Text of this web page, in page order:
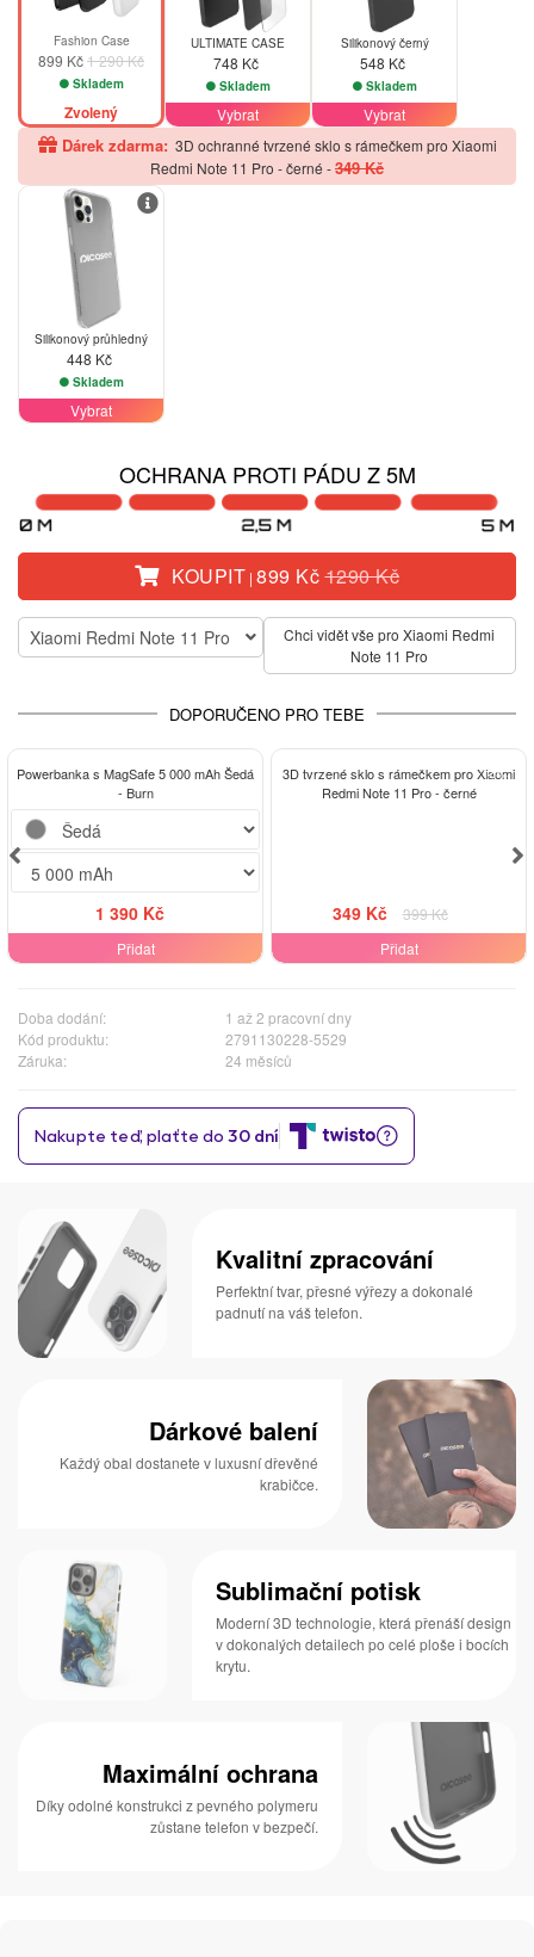
Fashion Case
899 Kč1 290 Kč
Skladem
Zvolený
ULTIMATE CASE
748 Kč
Skladem
Vybrat
Silikonový černý
548 Kč
Skladem
Vybrat
Dárek zdarma: 3D ochranné tvrzené sklo s rámečkem pro Xiaomi
Redmi Note 11 Pro - černé -349 Kč
Silikonový průhledný
448 Kč
Skladem
Vybrat
OCHRANA PROTI PÁDU Z 5M
KOUPIT | 899 Kč1290 Kč
Xiaomi Redmi Note 11 Pro
Chci vidět vše pro Xiaomi Redmi
Note 11 Pro
DOPORUČENO PRO TEBE
Powerbanka s MagSafe 5 000 mAh Šedá
- Burn
1 390 Kč
Přidat
-13%
3D tvrzené sklo s rámečkem pro Xiaomi
Redmi Note 11 Pro - černé
349 Kč
399 Kč
Přidat
Doba dodání:
1 až 2 pracovní dny
Kód produktu:
2791130228-5529
Záruka:
24 měsíců
Kvalitní zpracování
Perfektní tvar, přesné výřezy a dokonalé
padnutí na váš telefon.
Dárkové balení
Každý obal dostanete v luxusní dřevěné
krabičce.
Sublimační potisk
Moderní 3D technologie, která přenáší design
v dokonalých detailech po celé ploše i bocích
krytu.
Maximální ochrana
Díky odolné konstrukci z pevného polymeru
zůstane telefon v bezpečí.